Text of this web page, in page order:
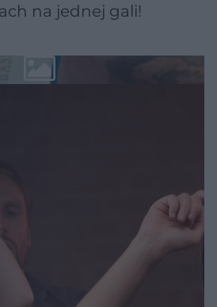
na jednej gali!